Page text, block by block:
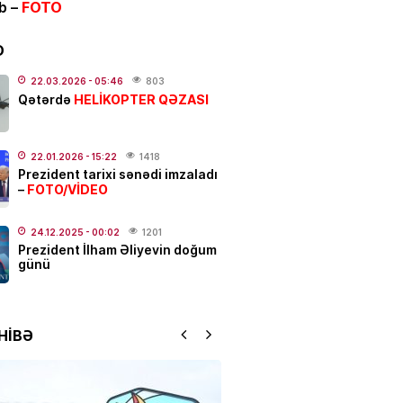
bürcləri
- 12:33
güclü yanğınBAŞLAYIB
- 12:09 154
mətbuat katibi
– FOTO
22.03.2026 - 05:46 803
Qətərdə HELİKOPTER QƏZASI
22.01.2026 - 15:22 1418
Prezident tarixi sənədi imzaladı
– FOTO/VİDEO
24.12.2025 - 00:02 1201
Prezident İlham Əliyevin doğum
günü